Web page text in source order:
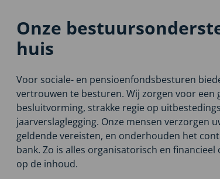
Onze
huis
Voor sociale- en pensioenfondsbesturen
vertrouwen te besturen. Wij zorgen voor een
besluitvorming, strakke regie op
jaarverslaglegging. Onze mensen verzorgen
geldende vereisten, en onderhouden het
bank. Zo is alles organisatorisch en
op de inhoud.